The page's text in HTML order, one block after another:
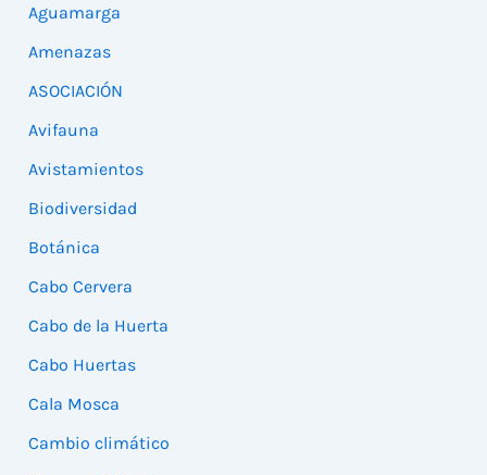
Aguamarga
Amenazas
ASOCIACIÓN
Avifauna
Avistamientos
Biodiversidad
Botánica
Cabo Cervera
Cabo de la Huerta
Cabo Huertas
Cala Mosca
Cambio climático